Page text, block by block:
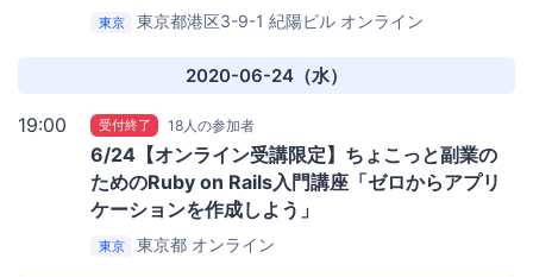
東京 東京都港区3-9-1 紀陽ビル オンライン
2020-06-24（水）
19:00 受付終了 18人の参加者
6/24【オンライン受講限定】ちょこっと副業の
ためのRuby on Rails入門講座「ゼロからアプリ
ケーションを作成しよう」
東京 東京都 オンライン